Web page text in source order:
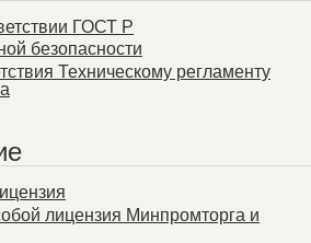
ГОСТ Р
безопасности
Техническому регламенту
лицензия Минпромторга и